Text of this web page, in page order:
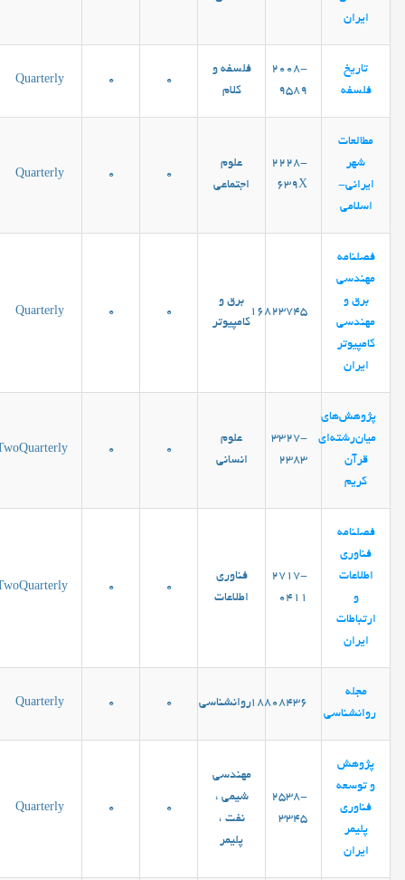
ایران
تاریخ
فلسفه
2008-
9589
فلسفه و
کلام
0
0
Quarterly
مطالعات
شهر
ایرانی-
اسلامی
2228-
639X
علوم
اجتماعی
0
0
Quarterly
فصلنامه
مهندسی
برق و
مهندسی
کامپيوتر
ايران
16823745
برق و
کامپیوتر
0
0
Quarterly
پژوهش‌های
میان‌رشته‌ای
قرآن
کریم
3327-
2383
علوم
انساني
0
0
TwoQuarterly
فصلنامه
فناوری
اطلاعات
و
ارتباطات
ایران
2717-
0411
فناوری
اطلاعات
0
0
TwoQuarterly
مجله
روانشناسی
18808436 روانشناسی 0
0
Quarterly
پژوهش
و توسعه
فناوری
پلیمر
ایران
2538-
3345
مهندسی
شیمی ،
نفت ،
پلیمر
0
0
Quarterly